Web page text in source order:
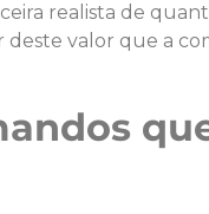
realista de
valor que a